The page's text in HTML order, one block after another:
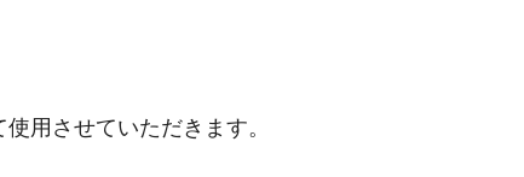
用させていただきます。